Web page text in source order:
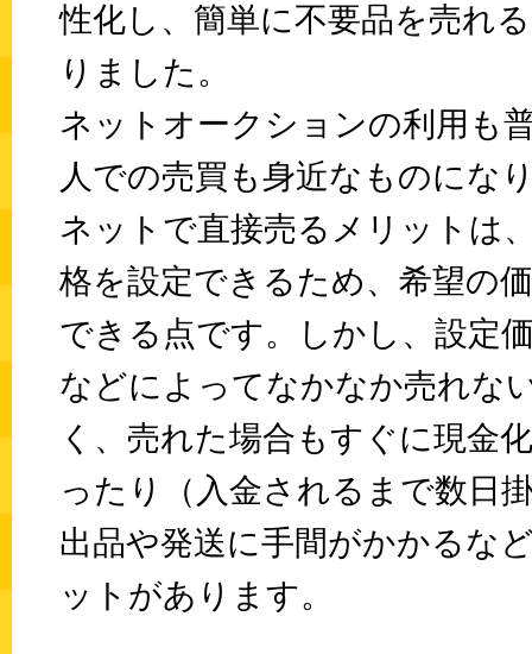
性化し、簡単に不要品を売れ
りました。
ネットオークションの利用も
人での売買も身近なものにな
ネットで直接売るメリットは
格を設定できるため、希望の
できる点です。しかし、設定
などによってなかなか売れな
く、売れた場合もすぐに現金
ったり（入金されるまで数日
出品や発送に手間がかかるな
ットがあります。